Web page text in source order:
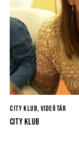
CITY KLUB, VIDEÓTÁR
CITY KLUB